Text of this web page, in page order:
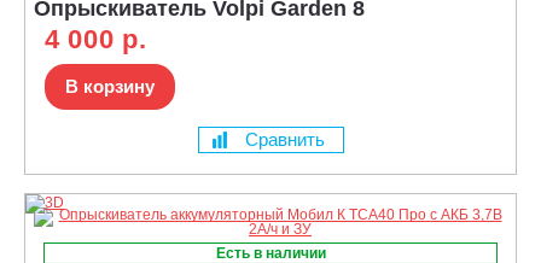
Опрыскиватель Volpi Garden 8
4 000 р.
В корзину
Сравнить
Есть в наличии